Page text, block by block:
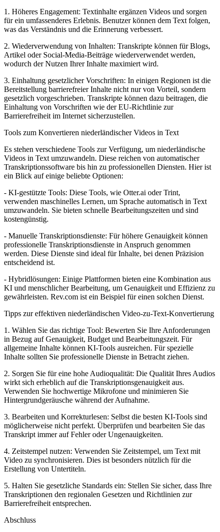
Transkript
TXT · DOCX · XLSX · Markdown
1. Höheres Engagement: Textinhalte ergänzen Videos und sorgen
für ein umfassenderes Erlebnis. Benutzer können dem Text folgen,
was das Verständnis und die Erinnerung verbessert.
2. Wiederverwendung von Inhalten: Transkripte können für Blogs,
Artikel oder Social-Media-Beiträge wiederverwendet werden,
wodurch der Nutzen Ihrer Inhalte maximiert wird.
3. Einhaltung gesetzlicher Vorschriften: In einigen Regionen ist die
Bereitstellung barrierefreier Inhalte nicht nur von Vorteil, sondern
gesetzlich vorgeschrieben. Transkripte können dazu beitragen, die
Einhaltung von Vorschriften wie der EU-Richtlinie zur
Barrierefreiheit im Internet sicherzustellen.
Tools zum Konvertieren niederländischer Videos in Text
Es stehen verschiedene Tools zur Verfügung, um niederländische
Videos in Text umzuwandeln. Diese reichen von automatischer
Transkriptionssoftware bis hin zu professionellen Diensten. Hier ist
ein Blick auf einige beliebte Optionen:
- KI-gestützte Tools: Diese Tools, wie Otter.ai oder Trint,
verwenden maschinelles Lernen, um Sprache automatisch in Text
umzuwandeln. Sie bieten schnelle Bearbeitungszeiten und sind
kostengünstig.
- Manuelle Transkriptionsdienste: Für höhere Genauigkeit können
professionelle Transkriptionsdienste in Anspruch genommen
werden. Diese Dienste sind ideal für Inhalte, bei denen Präzision
entscheidend ist.
- Hybridlösungen: Einige Plattformen bieten eine Kombination aus
KI und menschlicher Bearbeitung, um Genauigkeit und Effizienz zu
gewährleisten. Rev.com ist ein Beispiel für einen solchen Dienst.
Tipps zur effektiven niederländischen Video-zu-Text-Konvertierung
1. Wählen Sie das richtige Tool: Bewerten Sie Ihre Anforderungen
in Bezug auf Genauigkeit, Budget und Bearbeitungszeit. Für
allgemeine Inhalte können KI-Tools ausreichen. Für spezielle
Inhalte sollten Sie professionelle Dienste in Betracht ziehen.
2. Sorgen Sie für eine hohe Audioqualität: Die Qualität Ihres Audios
wirkt sich erheblich auf die Transkriptionsgenauigkeit aus.
Verwenden Sie hochwertige Mikrofone und minimieren Sie
Hintergrundgeräusche während der Aufnahme.
3. Bearbeiten und Korrekturlesen: Selbst die besten KI-Tools sind
möglicherweise nicht perfekt. Überprüfen und bearbeiten Sie das
Transkript immer auf Fehler oder Ungenauigkeiten.
4. Zeitstempel nutzen: Verwenden Sie Zeitstempel, um Text mit
Video zu synchronisieren. Dies ist besonders nützlich für die
Erstellung von Untertiteln.
5. Halten Sie gesetzliche Standards ein: Stellen Sie sicher, dass Ihre
Transkriptionen den regionalen Gesetzen und Richtlinien zur
Barrierefreiheit entsprechen.
Abschluss